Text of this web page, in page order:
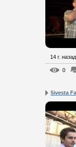
14 г. назад
0
5ivesta